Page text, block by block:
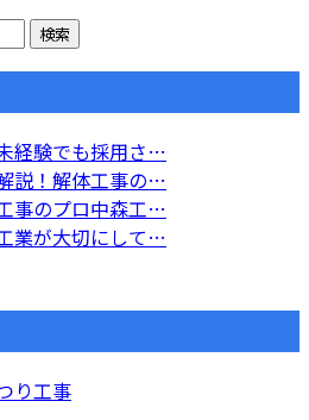
経験でも採用さ…
説！解体工事の…
事のプロ中森工…
業が大切にして…
り工事